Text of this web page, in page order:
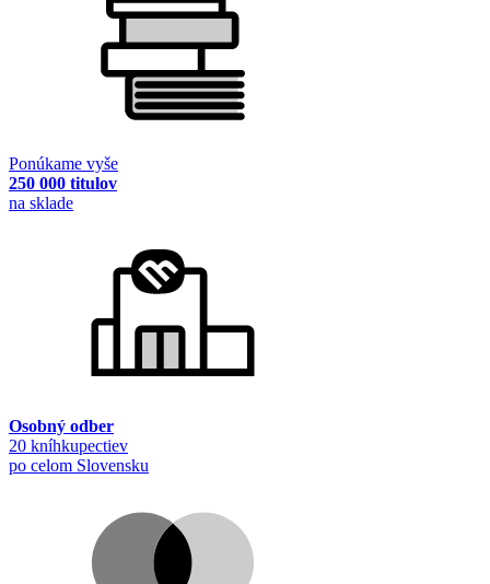
Ponúkame vyše
250 000 titulov
na sklade
Osobný odber
20 kníhkupectiev
po celom Slovensku